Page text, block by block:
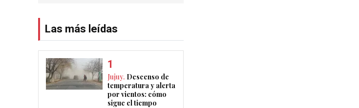
Las más leídas
Jujuy. Descenso de
temperatura y alerta
por vientos: cómo
sigue el tiempo